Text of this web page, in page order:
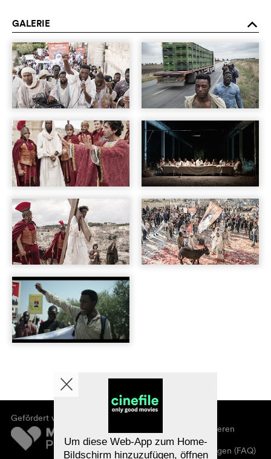
GALERIE o
Gefördert von
Registrieren/abonnieren
Newsletter
Häufig gestellte Fragen (FAQ)
Um diese Web-App zum Home-
Bildschirm hinzuzufügen, öffnen